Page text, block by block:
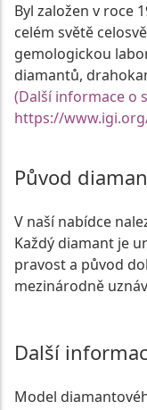
Byl založen v roce
celém světě
gemologickou
diamantů,
(Další informace o
https://
Původ
V naší nabídce
Každý diamant je
pravost a původ
mezinárodně
Další
Model